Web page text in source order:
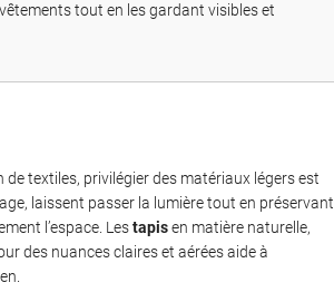
tout en les gardant visibles et
textiles, privilégier des matériaux légers est
laissent passer la lumière tout en préservant
l’espace. Lestapisen matière naturelle,
des nuances claires et aérées aide à